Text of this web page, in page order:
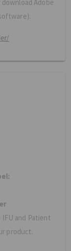
Adobe
and Patient
product.